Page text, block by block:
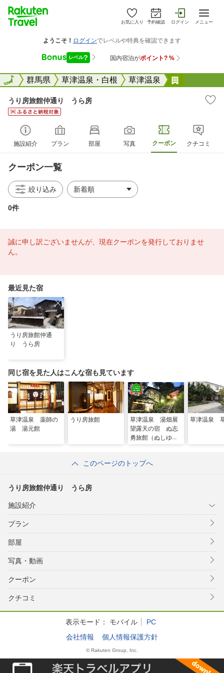
お気に入り 予約確認 ログイン メニュー
全国群馬県 草津温泉・白根 草津温泉
全国
うり房旅館仲通り うら房
施設紹介 プラン 部屋 写真 クーポン クチコミ
クーポン一覧
絞り込み
0件
誠に申し訳ございませんが、現在クーポンを発行しておりませ
ん。
最近見た宿
うり房旅館仲通
り うら房
同じ宿を見た人はこんな宿も見ています
草津温泉 薬師の
湯 湯元館
うり房旅館
草津温泉 湯畑展
望露天の宿 ぬ志
勇旅館（ぬしゆう
草津温泉
このページのトップへ
うり房旅館仲通り うら房
施設紹介
プラン
部屋
写真・動画
クーポン
クチコミ
表示モード： モバイル
PC
会社情報
個人情報保護方針
© Rakuten Group, Inc.